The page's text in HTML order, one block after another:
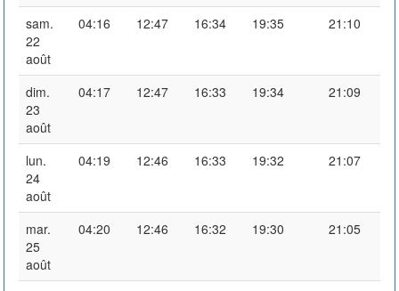
sam.
22
août
04:16 12:47 16:34 19:35 21:10
dim.
23
août
04:17 12:47 16:33 19:34 21:09
lun.
24
août
04:19 12:46 16:33 19:32 21:07
mar.
25
août
04:20 12:46 16:32 19:30 21:05